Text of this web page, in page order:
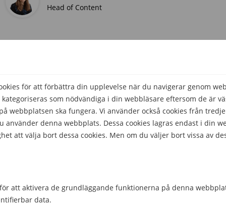
för att förbättra din upplevelse när du navigerar genom
kategoriseras som nödvändiga i din webbläsare eftersom de är
webbplatsen ska fungera. Vi använder också cookies från
använder denna webbplats. Dessa cookies lagras endast i din
att välja bort dessa cookies. Men om du väljer bort vissa av
att aktivera de grundläggande funktionerna på denna
data.
Head of Content